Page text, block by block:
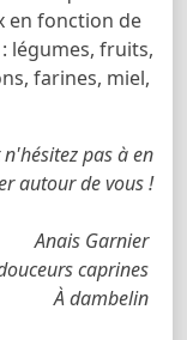
en fonction de
légumes, fruits,
farines, miel,
pas à en
autour de vous !
Anais Garnier
caprines
À dambelin